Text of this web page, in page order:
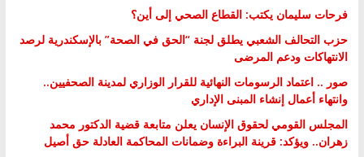
فرحات سليمان يكتب: القطاع الصحي إلى أين؟
حزب التحالف الشعبي يطلق لجنة “الحق في الصحة” بالإسكندرية لرصد
الانتهاكات ودعم المرضى
صور .. اعتماد الرسومات النهائية للقرار الوزاري لمدينة الصحفيين..
وانتهاء أعمال إنشاء المبنى الإداري
المجلس القومي لحقوق الإنسان يعلن متابعة قضية الدكتور محمد
زهران.. ويؤكد: قرينة البراءة وضمانات المحاكمة العادلة حق أصيل